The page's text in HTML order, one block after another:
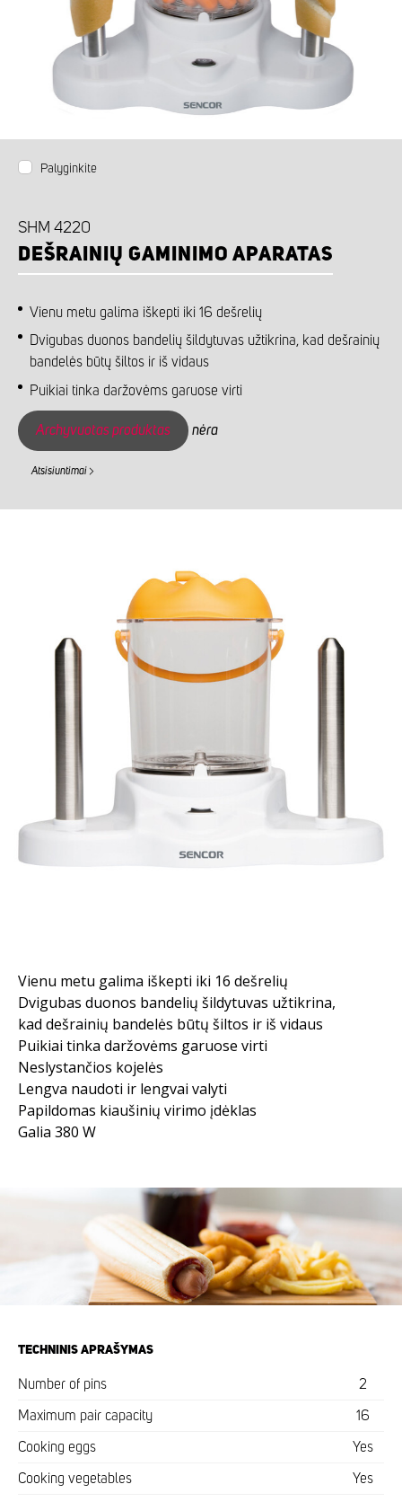
Palyginkite
SHM 4220
DEŠRAINIŲ GAMINIMO APARATAS
Vienu metu galima iškepti iki 16 dešrelių
Dvigubas duonos bandelių šildytuvas užtikrina, kad dešrainių
bandelės būtų šiltos ir iš vidaus
Puikiai tinka daržovėms garuose virti
Archyvuotas produktas nėra
Atsisiuntimai
Vienu metu galima iškepti iki 16 dešrelių
Dvigubas duonos bandelių šildytuvas užtikrina,
kad dešrainių bandelės būtų šiltos ir iš vidaus
Puikiai tinka daržovėms garuose virti
Neslystančios kojelės
Lengva naudoti ir lengvai valyti
Papildomas kiaušinių virimo įdėklas
Galia 380 W
TECHNINIS APRAŠYMAS
Number of pins 2
Maximum pair capacity 16
Cooking eggs Yes
Cooking vegetables Yes